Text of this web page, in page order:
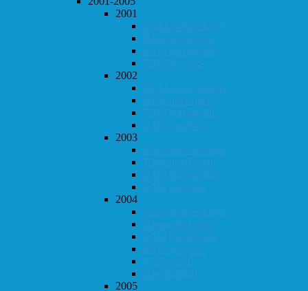
2001
Klubbmesterskapet
Høstturneringen
KM i hurtigsjakk
KM i lynsjakk
2002
Klubbmesterskapet
Høstturneringen
KM i hurtigsjakk
KM i lynsjakk
2003
Klubbmesterskapet
Høstturneringen
KM i hurtigsjakk
KM i lynsjakk
2004
Klubbmesterskapet
Høstturneringen
KM i hurtigsjakk
KM i lynsjakk
Vår-konrad
Høst-konrad
2005